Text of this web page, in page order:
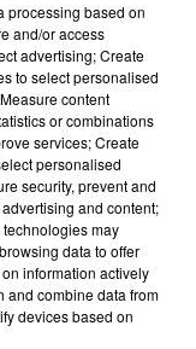
processing based on
and/or access
advertising; Create
to select personalised
content
or combinations
services; Create
personalised
security, prevent and
and content;
may
data to offer
information actively
and combine data from
devices based on